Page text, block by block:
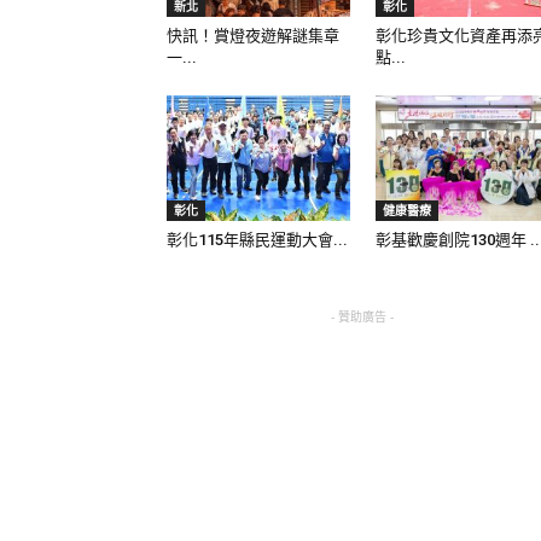
新北
快訊！賞燈夜遊解謎集章
一...
彰化
彰化珍貴文化資產再添
點...
彰化
彰化115年縣民運動大會...
健康醫療
彰基歡慶創院130週年
- 贊助廣告 -